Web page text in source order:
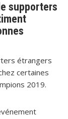
supporters
étrangers
certaines
2019.